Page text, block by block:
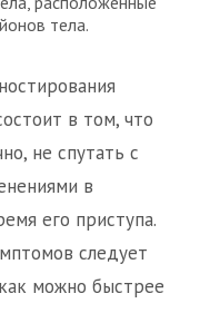
тела.
в том, что
не спутать с
в
его приступа.
следует
можно быстрее